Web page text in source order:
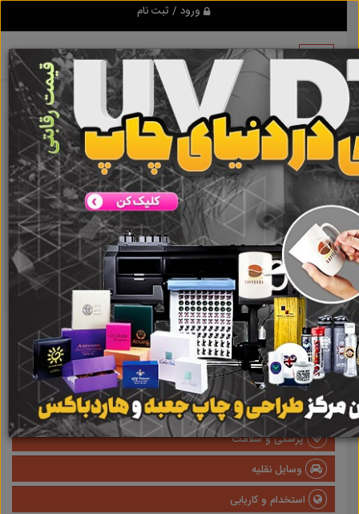
ورود / ثبت نام
نتیجه ای یافت نشد
گروه ها
املاک
صنعتی
پزشکی و سلامت
وسایل نقلیه
استخدام و کاریابی